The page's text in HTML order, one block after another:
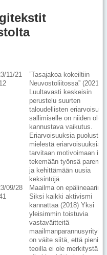
11/21
”Tasajakoa kokeiltiin
Neuvostoliitossa” (2021)
Luultavasti keskeisin
perustelu suurten
taloudellisten
sallimiselle on niiden
kannustava vaikutus.
Eriarvoisuuksia
mielestä eriarvoisuuksia
tarvitaan motivoimaan
tekemään työnsä
ja kehittämään uusia
keksintöjä.
09/28
Maailma on
Siksi kaikki aktivismi
kannattaa (2018) Yksi
yleisimmin toistuvia
vastaväitteitä
on väite siitä, että pienillä
teoilla ei ole merkitystä ja